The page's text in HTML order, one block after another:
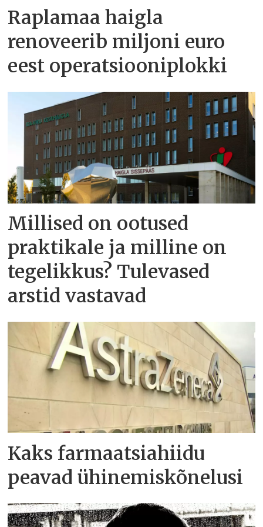
Raplamaa haigla
renoveerib miljoni euro
eest operatsiooniplokki
Millised on ootused
praktikale ja milline on
tegelikkus? Tulevased
arstid vastavad
Kaks farmaatsiahiidu
peavad ühinemiskõnelusi